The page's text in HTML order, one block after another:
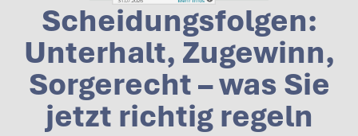
Scheidungsfolgen:
Unterhalt, Zugewinn,
Sorgerecht – was Sie
jetzt richtig regeln